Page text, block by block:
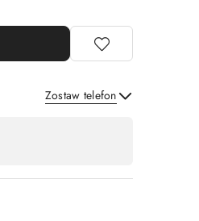
Zostaw telefon